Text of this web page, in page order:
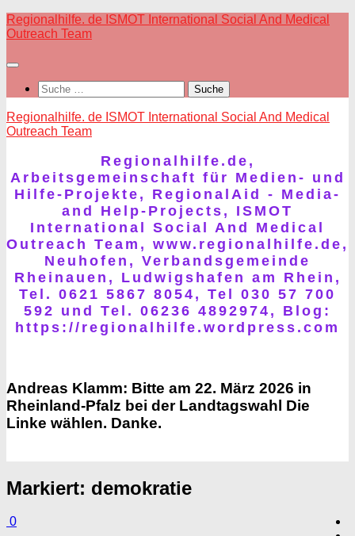
Skip
to
Regionalhilfe. de ISMOT International Social And Medical
Outreach Team
Suche
nach:
Regionalhilfe. de ISMOT International Social And Medical
Outreach Team
Regionalhilfe.de,
Arbeitsgemeinschaft für Medien- und
Hilfe-Projekte, RegionalAid - Media-
and Help-Projects, ISMOT
International Social And Medical
Outreach Team, www.regionalhilfe.de,
Neuhofen, Verbandsgemeinde
Rheinauen, Ludwigshafen am Rhein,
Tel. 0621 5867 8054, Tel 030 57 700
592 und Tel. 06236 4892974, Blog:
https://regionalhilfe.wordpress.com
Andreas Klamm: Bitte am 22. März 2026 in
Rheinland-Pfalz bei der Landtagswahl Die
Linke wählen. Danke.
Markiert: demokratie
0